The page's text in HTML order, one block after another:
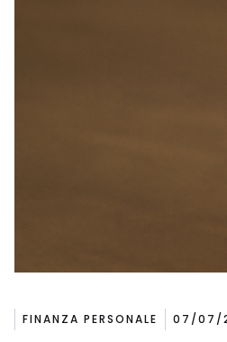
FINANZA PERSONALE 07/07/